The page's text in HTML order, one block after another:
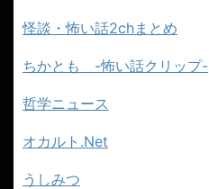
怪談・怖い話2chまとめ
ちかとも -怖い話クリップ-
哲学ニュース
オカルト.Net
うしみつ